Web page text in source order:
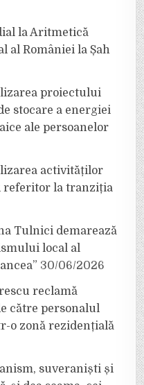
la Aritmetică
al României la Șah
proiectului
stocare a energiei
ale persoanelor
activităților
referitor la tranziția
Tulnici demarează
local al
30/06/2026
reclamă
către personalul
o zonă rezidențială
suveraniști și